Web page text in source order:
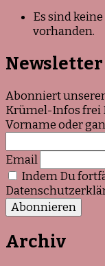
Es sind
vorhanden.
Newsletter
Abonniert
Krümel-Infos frei
Vorname oder
Email
Indem Du
Archiv